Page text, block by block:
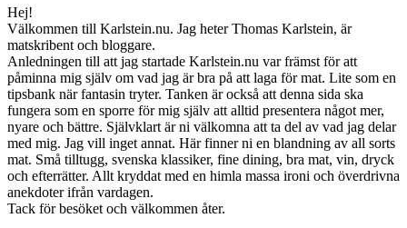
Hej!
Välkommen till Karlstein.nu. Jag heter Thomas Karlstein, är
matskribent och bloggare.
Anledningen till att jag startade Karlstein.nu var främst för att
påminna mig själv om vad jag är bra på att laga för mat. Lite som en
tipsbank när fantasin tryter. Tanken är också att denna sida ska
fungera som en sporre för mig själv att alltid presentera något mer,
nyare och bättre. Självklart är ni välkomna att ta del av vad jag delar
med mig. Jag vill inget annat. Här finner ni en blandning av all sorts
mat. Små tilltugg, svenska klassiker, fine dining, bra mat, vin, dryck
och efterrätter. Allt kryddat med en himla massa ironi och överdrivna
anekdoter ifrån vardagen.
Tack för besöket och välkommen åter.